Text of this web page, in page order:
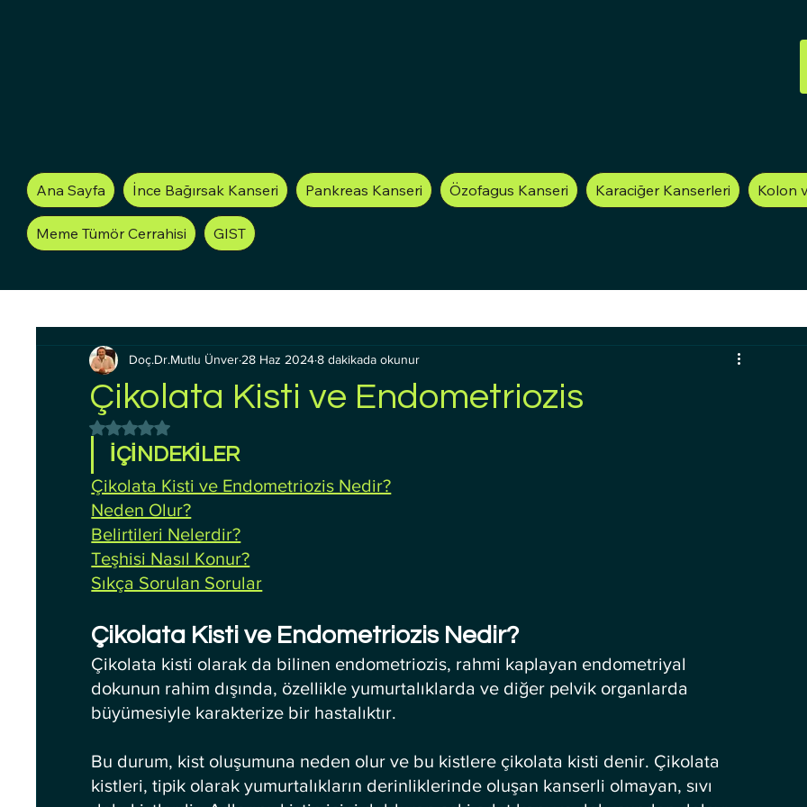
Ana Sayfa İnce Bağırsak Kanseri Pankreas Kanseri Özofagus Kanseri Karaciğer Kanserleri Kolon
Meme Tümör Cerrahisi GIST
Çikolata Kisti ve Endometriozis
Doç.Dr.Mutlu Ünver 28 Haz 2024 8 dakikada okunur
5 üzerinden NaN yıldız
İÇİNDEKİLER
Çikolata Kisti ve Endometriozis Nedir?
Neden Olur?
Belirtileri Nelerdir?
Teşhisi Nasıl Konur?
Sıkça Sorulan Sorular
Çikolata Kisti ve Endometriozis Nedir?
Çikolata kisti olarak da bilinen endometriozis, rahmi kaplayan endometriyal
dokunun rahim dışında, özellikle yumurtalıklarda ve diğer pelvik organlarda
büyümesiyle karakterize bir hastalıktır.
Bu durum, kist oluşumuna neden olur ve bu kistlere çikolata kisti denir. Çikolata
kistleri, tipik olarak yumurtalıkların derinliklerinde oluşan kanserli olmayan, sıvı